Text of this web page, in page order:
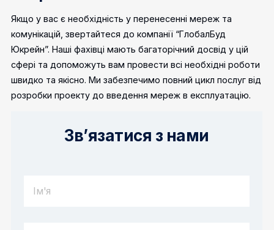
Якщо у вас є необхідність у перенесенні мереж та
комунікацій, звертайтеся до компанії “ГлобалБуд
Юкрейн”. Наші фахівці мають багаторічний досвід у цій
сфері та допоможуть вам провести всі необхідні роботи
швидко та якісно. Ми забезпечимо повний цикл послуг від
розробки проекту до введення мереж в експлуатацію.
Зв’язатися з нами